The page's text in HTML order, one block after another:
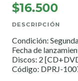
$16.500
DESCRIPCIÓN
Condición:
Fecha de
Discos: 2
Código: DPRJ-